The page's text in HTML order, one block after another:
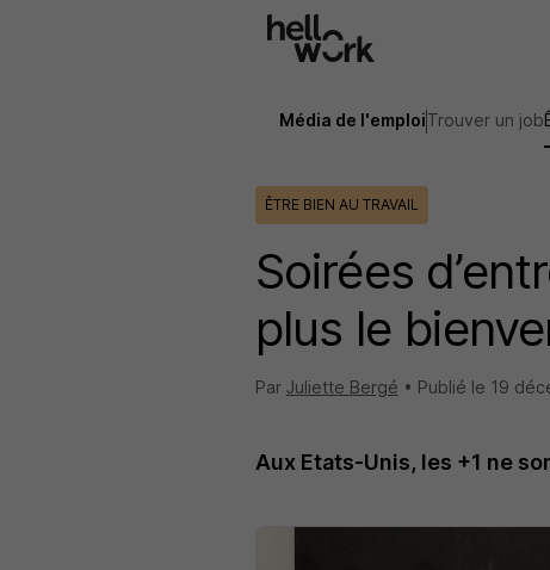
Média de l'emploiTrouver un job
ÊTRE BIEN AU TRAVAIL
Soirées
plus le
Par Juliette Bergé • Publié le 19
Aux Etats-Unis, les +1 ne